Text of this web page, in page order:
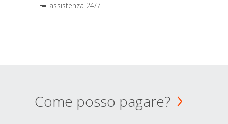
assistenza 24/7
Come posso pagare?